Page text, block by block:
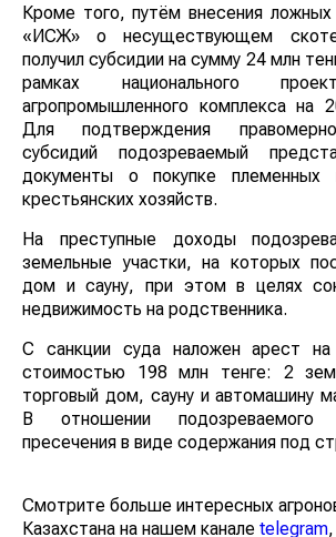
Кроме того, путём внесения ложных
«ИСЖ» о несуществующем
получил субсидии на сумму 24 млн
в рамках национального
агропромышленного комплекса на
Для подтверждения
субсидий подозреваемый
документы о покупке племенных
крестьянских хозяйств.
На преступные доходы
земельные участки, на которых
дом и сауну, при этом в целях
недвижимость на родственника.
С санкции суда наложен арест
стоимостью 198 млн тенге: 2
торговый дом, сауну и автомашину
В отношении подозреваемого
пресечения в виде содержания под
Смотрите больше интересных
Казахстана на нашем каналеtelegram